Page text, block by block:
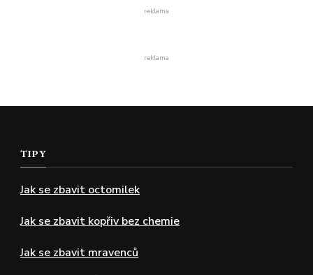
reklama
reklama
TIPY
Jak se zbavit octomilek
Jak se zbavit kopřiv bez chemie
Jak se zbavit mravenců